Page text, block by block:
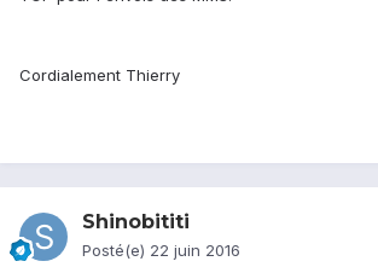
Cordialement Thierry
Shinobititi
Posté(e) 22 juin 2016